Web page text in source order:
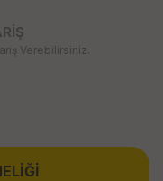
Verebilirsiniz.